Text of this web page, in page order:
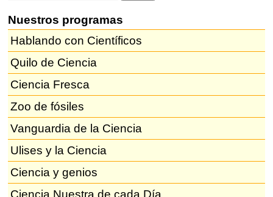
Nuestros programas
Hablando con Científicos
Quilo de Ciencia
Ciencia Fresca
Zoo de fósiles
Vanguardia de la Ciencia
Ulises y la Ciencia
Ciencia y genios